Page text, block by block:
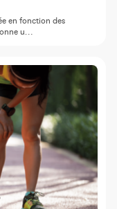
en fonction des
u…